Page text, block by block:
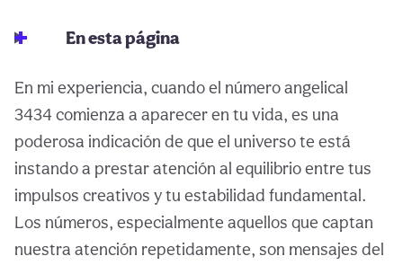
En esta página
En mi experiencia, cuando el número angelical
3434 comienza a aparecer en tu vida, es una
poderosa indicación de que el universo te está
instando a prestar atención al equilibrio entre tus
impulsos creativos y tu estabilidad fundamental.
Los números, especialmente aquellos que captan
nuestra atención repetidamente, son mensajes del